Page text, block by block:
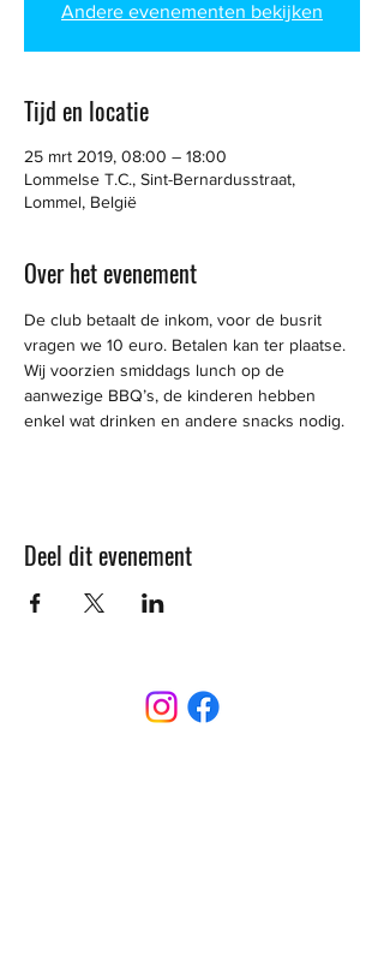
Andere evenementen bekijken
Tijd en locatie
25 mrt 2019, 08:00 – 18:00
Lommelse T.C., Sint-Bernardusstraat,
Lommel, België
Over het evenement
De club betaalt de inkom, voor de busrit
vragen we 10 euro. Betalen kan ter plaatse.
Wij voorzien smiddags lunch op de
aanwezige BBQ’s, de kinderen hebben
Deel dit evenement